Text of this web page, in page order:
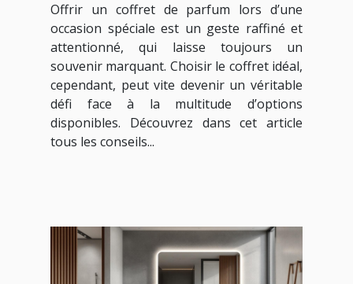
spéciales ?
Offrir un coffret de parfum lors d’une
occasion spéciale est un geste raffiné et
attentionné, qui laisse toujours un
souvenir marquant. Choisir le coffret idéal,
cependant, peut vite devenir un véritable
défi face à la multitude d’options
disponibles. Découvrez dans cet article
tous les conseils...